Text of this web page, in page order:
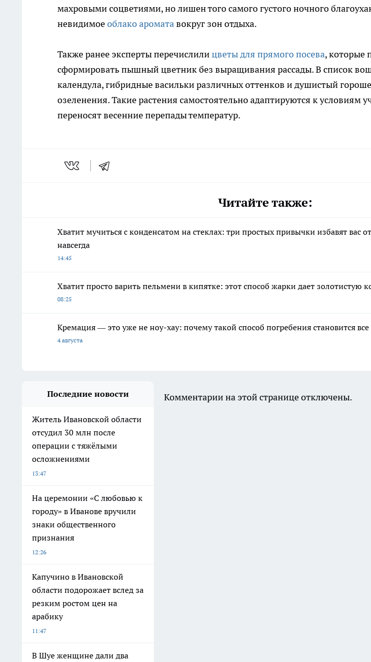
махровыми соцветиями, но лишен того самого густого ночного
невидимоеоблако ароматавокруг зон отдыха.
Также ранее эксперты перечислилицветы для прямого посева, которые
сформировать пышный цветник без выращивания рассады. В список
календула, гибридные васильки различных оттенков и душистый
озеленения. Такие растения самостоятельно адаптируются к условиям
переносят весенние перепады температур.
Читайте также:
Хватит мучиться с конденсатом на стеклах: три простых привычки избавят вас
навсегда
14:45
Хватит просто варить пельмени в кипятке: этот способ жарки дает золотистую
08:25
Кремация — это уже не ноу-хау: почему такой способ погребения становится
4 августа
Последние новости
Житель Ивановской области
отсудил 30 млн после
операции с тяжёлыми
осложнениями
13:47
На церемонии «С любовью к
городу» в Иванове вручили
знаки общественного
признания
12:26
Капучино в Ивановской
области подорожает вслед за
резким ростом цен на
арабику
11:47
В Шуе женщине дали два
Комментарии на этой странице отключены.